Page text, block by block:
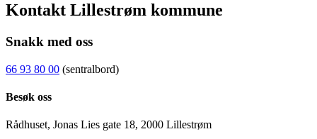
Kontakt Lillestrøm kommune
Snakk med oss
66 93 80 00 (sentralbord)
Besøk oss
Rådhuset, Jonas Lies gate 18, 2000 Lillestrøm